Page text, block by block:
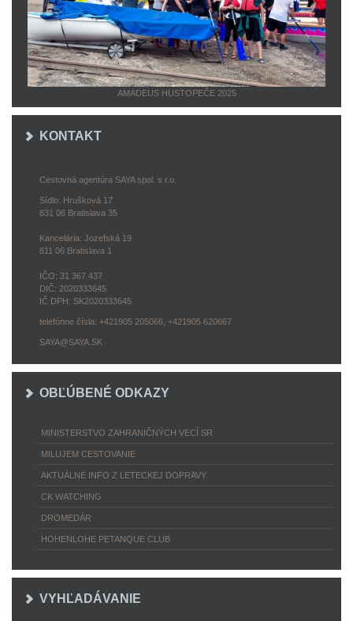
AMADEUS HUSTOPEČE 2025
KONTAKT
Cestovná agentúra SAYA spol. s r.o.
Sídlo: Hrušková 17
831 06 Bratislava 35
Kancelária: Jozefská 19
811 06 Bratislava 1
IČO: 31 367 437
DIČ: 2020333645
IČ DPH: SK2020333645
telefónne čísla: +421905 205066, +421905 620667
SAYA@SAYA.SK
OBĽÚBENÉ ODKAZY
MINISTERSTVO ZAHRANIČNÝCH VECÍ SR
MILUJEM CESTOVANIE
AKTUÁLNE INFO Z LETECKEJ DOPRAVY
CK WATCHING
DROMEDÁR
HOHENLOHE PETANQUE CLUB
VYHĽADÁVANIE